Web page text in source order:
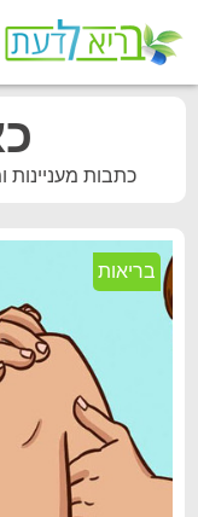
כתבות
בריאות